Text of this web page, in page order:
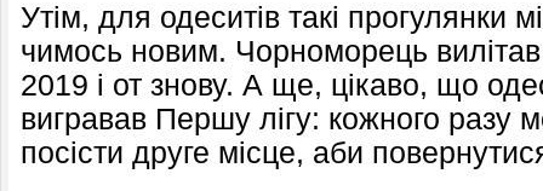
Утім, для одеситів такі прогулянки
чимось новим. Чорноморець
2019 і от знову. А ще, цікаво, що
вигравав Першу лігу: кожного разу
посісти друге місце, аби